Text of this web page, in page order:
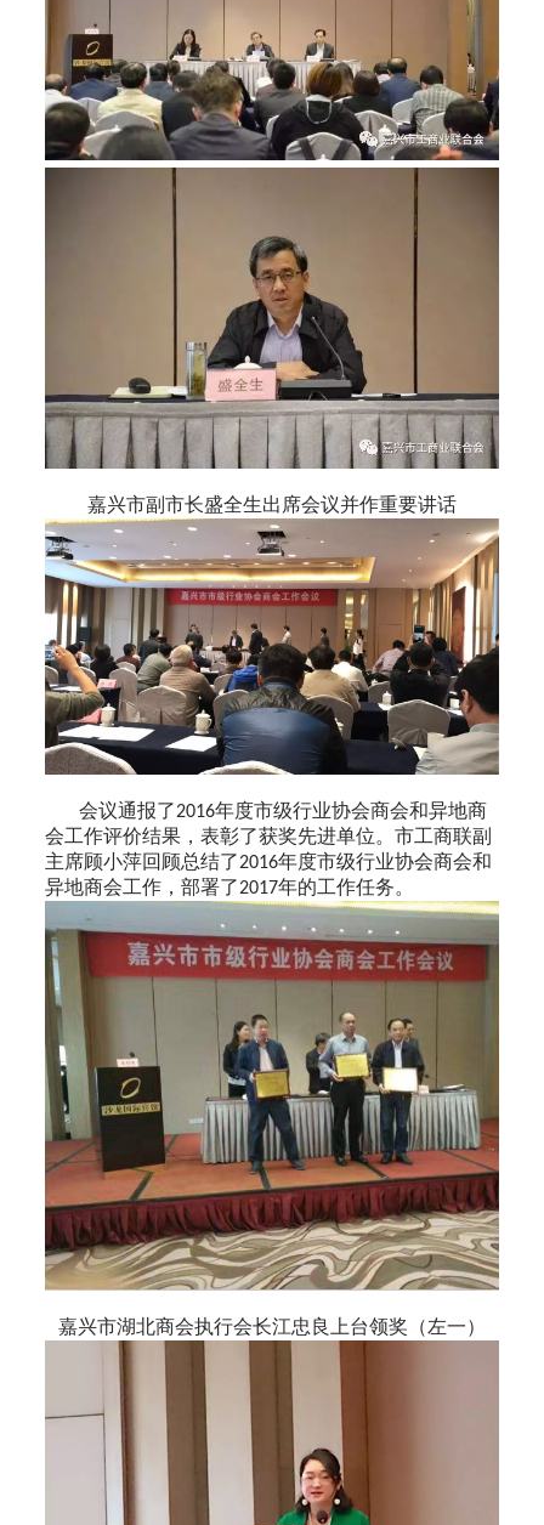
嘉兴市副市长盛全生出席会议并作重要讲话
会议通报了2016年度市级行业协会商会和异地商
会工作评价结果，表彰了获奖先进单位。市工商联副
主席顾小萍回顾总结了2016年度市级行业协会商会和
异地商会工作，部署了2017年的工作任务。
嘉兴市湖北商会执行会长江忠良上台领奖（左一）